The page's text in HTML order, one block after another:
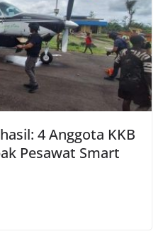
4 Anggota KKB
Pesawat Smart